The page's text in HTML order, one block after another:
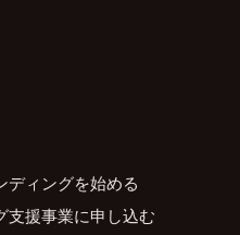
ディングを始める
支援事業に申し込む